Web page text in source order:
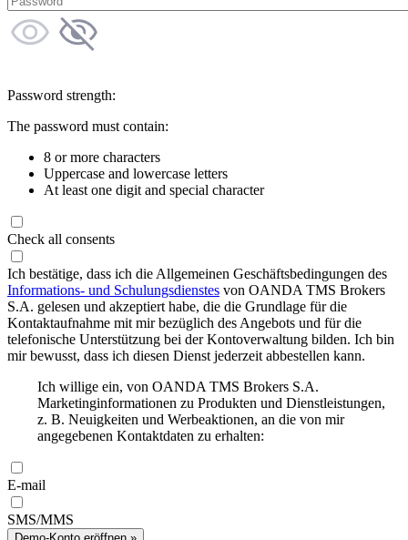
Password strength:
The password must contain:
8 or more characters
Uppercase and lowercase letters
At least one digit and special character
Check all consents
Ich bestätige, dass ich die Allgemeinen Geschäftsbedingungen des
Informations- und Schulungsdienstes von OANDA TMS Brokers
S.A. gelesen und akzeptiert habe, die die Grundlage für die
Kontaktaufnahme mit mir bezüglich des Angebots und für die
telefonische Unterstützung bei der Kontoverwaltung bilden. Ich bin
mir bewusst, dass ich diesen Dienst jederzeit abbestellen kann.
Ich willige ein, von OANDA TMS Brokers S.A.
Marketinginformationen zu Produkten und Dienstleistungen,
z. B. Neuigkeiten und Werbeaktionen, an die von mir
angegebenen Kontaktdaten zu erhalten:
E-mail
SMS/MMS